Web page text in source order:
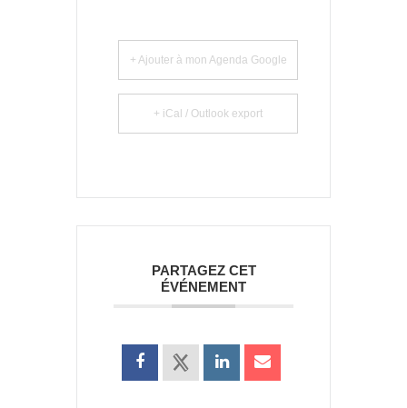
+ Ajouter à mon Agenda Google
+ iCal / Outlook export
PARTAGEZ CET
ÉVÉNEMENT